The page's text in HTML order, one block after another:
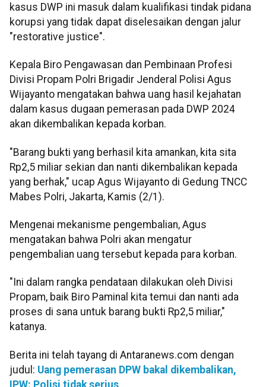
kasus DWP ini masuk dalam kualifikasi tindak pidana
korupsi yang tidak dapat diselesaikan dengan jalur
"restorative justice".
Kepala Biro Pengawasan dan Pembinaan Profesi
Divisi Propam Polri Brigadir Jenderal Polisi Agus
Wijayanto mengatakan bahwa uang hasil kejahatan
dalam kasus dugaan pemerasan pada DWP 2024
akan dikembalikan kepada korban.
"Barang bukti yang berhasil kita amankan, kita sita
Rp2,5 miliar sekian dan nanti dikembalikan kepada
yang berhak," ucap Agus Wijayanto di Gedung TNCC
Mabes Polri, Jakarta, Kamis (2/1).
Mengenai mekanisme pengembalian, Agus
mengatakan bahwa Polri akan mengatur
pengembalian uang tersebut kepada para korban.
"Ini dalam rangka pendataan dilakukan oleh Divisi
Propam, baik Biro Paminal kita temui dan nanti ada
proses di sana untuk barang bukti Rp2,5 miliar,"
katanya.
Berita ini telah tayang di Antaranews.com dengan
judul: Uang pemerasan DPW bakal dikembalikan,
IPW: Polisi tidak serius